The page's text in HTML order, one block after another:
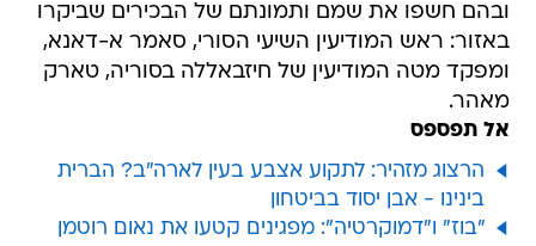
ובהם חשפו את שמם ותמונתם של הבכירים שביקרו
באזור: ראש המודיעין השיעי הסורי, סאמר א-דאנא,
ומפקד מטה המודיעין של חיזבאללה בסוריה, טארק
מאהר.
אל תפספס
הרצוג מזהיר: לתקוע אצבע בעין לארה"ב? הברית
בינינו - אבן יסוד בביטחון
"בוז" ו"דמוקרטיה": מפגינים קטעו את נאום רוטמן